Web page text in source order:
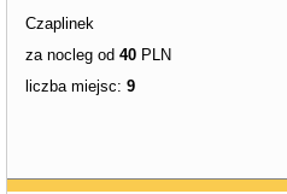
Czaplinek
za nocleg od 40 PLN
liczba miejsc: 9